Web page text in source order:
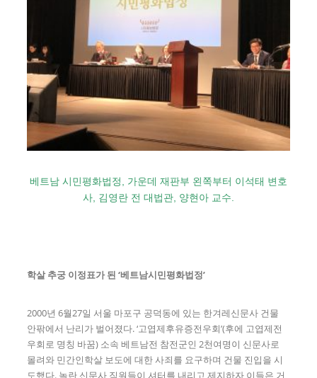
베트남 시민평화법정, 가운데 재판부 왼쪽부터 이석태 변호
사, 김영란 전 대법관, 양현아 교수.
학살 추궁 이정표가 된 ‘베트남시민평화법정’
2000년 6월27일 서울 마포구 공덕동에 있는 한겨레신문사 건물
안팎에서 난리가 벌어졌다. ‘고엽제후유증전우회’(후에 고엽제전
우회로 명칭 바꿈) 소속 베트남전 참전군인 2천여명이 신문사로
몰려와 민간인학살 보도에 대한 사죄를 요구하며 건물 진입을 시
도했다. 놀란 신문사 직원들이 셔터를 내리고 제지하자 이들은 거